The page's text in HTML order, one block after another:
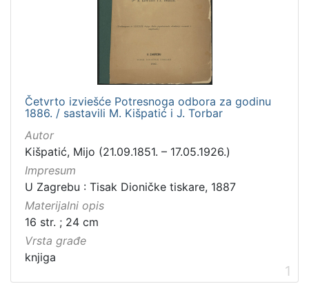
Četvrto izviešće Potresnoga odbora za godinu
1886. / sastavili M. Kišpatić i J. Torbar
Autor
Kišpatić, Mijo (21.09.1851. – 17.05.1926.)
Impresum
U Zagrebu : Tisak Dioničke tiskare, 1887
Materijalni opis
16 str. ; 24 cm
Vrsta građe
knjiga
1